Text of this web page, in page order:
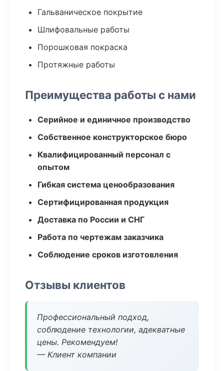
Гальваническое покрытие
Шлифовальные работы
Порошковая покраска
Протяжные работы
Преимущества работы с нами
Серийное и единичное производство
Собственное конструкторское бюро
Квалифицированный персонал с
опытом
Гибкая система ценообразования
Сертифицированная продукция
Доставка по России и СНГ
Работа по чертежам заказчика
Соблюдение сроков изготовления
Отзывы клиентов
Профессиональный подход,
соблюдение технологии, адекватные
цены. Рекомендуем!
— Клиент компании